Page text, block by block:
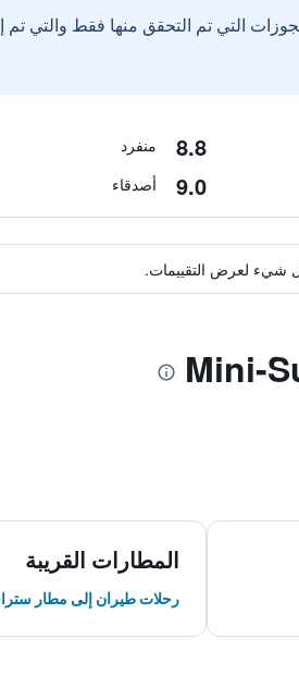
التي تم التحقق منها فقط والتي
8.8 منفرد
9.0 أصدقاء
شيء لعرض التقييمات.
المطارات القريبة
رحلات طيران إلى مطار